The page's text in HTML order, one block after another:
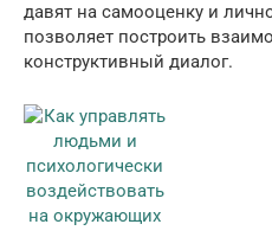
давят на самооценку и
позволяет построить
конструктивный диалог.